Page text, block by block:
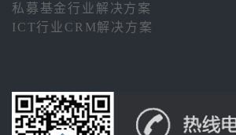
私募基金行业解决方案
ICT行业CRM解决方案